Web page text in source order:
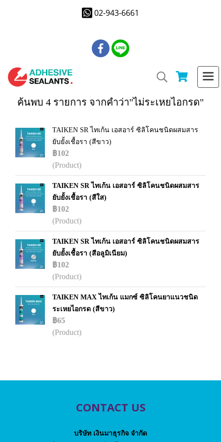
02-943-6661
ค้นพบ 4 รายการ จากคำว่า"ไม่ระเหยไอกรด"
TAIKEN SR ไทเก้น เอสอาร์ ซิลิโคนชนิดผสมสาร
ยับยั้งเชื้อรา (สีขาว)
฿102
(Product)
TAIKEN SR ไทเก้น เอสอาร์ ซิลิโคนชนิดผสมสาร
ยับยั้งเชื้อรา (สีใส)
฿102
(Product)
TAIKEN SR ไทเก้น เอสอาร์ ซิลิโคนชนิดผสมสาร
ยับยั้งเชื้อรา (สีอลูมิเนียม)
฿102
(Product)
TAIKEN MAX ไทเก้น แมกซ์ ซิลิโคนยาแนวชนิด
ระเหยไอกรด (สีขาว)
฿65
(Product)
CONTACT US
บริษัท เงินมาธุรกิจ จำกัด